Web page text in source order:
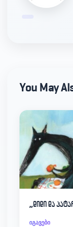
You May
„დიდი და
იგავები